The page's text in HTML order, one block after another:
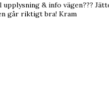
& info vägen???
går riktigt bra! Kram